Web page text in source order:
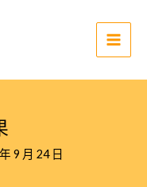
Main
9 月 24 日